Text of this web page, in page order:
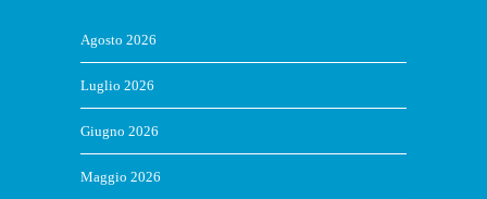
Agosto 2026
Luglio 2026
Giugno 2026
Maggio 2026